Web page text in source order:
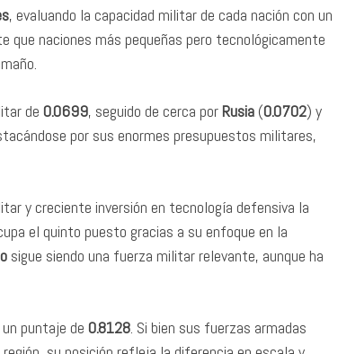
, evaluando la capacidad militar de cada nación con un
que naciones más pequeñas pero tecnológicamente
de 0.0699, seguido de cerca porRusia (0.0702) y
por sus enormes presupuestos militares,
y creciente inversión en tecnología defensiva la
el quinto puesto gracias a su enfoque en la
sigue siendo una fuerza militar relevante, aunque ha
puntaje de 0.8128 . Si bien sus fuerzas armadas